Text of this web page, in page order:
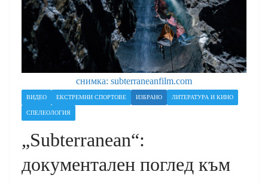
снимка: subterraneanfilm.com
ВИДЕО ЕКСТРЕМНИ СПОРТОВЕ ИЗБРАНО ЛИТЕРАТУРА И КИНО
СПЕЛЕОЛОГИЯ
„Subterranean“:
документален поглед към